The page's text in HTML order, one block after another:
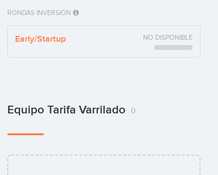
RONDAS INVERSIÓN
Early/Startup NO DISPONIBLE
Equipo Tarifa Varrilado 0